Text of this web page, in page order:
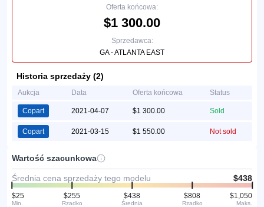
Oferta końcowa:
$1 300.00
Sprzedawca:
GA - ATLANTA EAST
Historia sprzedaży (2)
Aukcja Data Oferta końcowa Status
Copart 2021-04-07 $1 300.00 Sold
Copart 2021-03-15 $1 550.00 Not sold
Wartość szacunkowa
Średnia cena sprzedaży tego modelu $438
$25
Min.
$255
Rzadko
$438
Średnia
$808
Rzadko
$1,050
Maks.